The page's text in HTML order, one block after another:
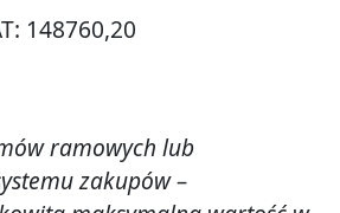
148760,20
ramowych lub
zakupów –